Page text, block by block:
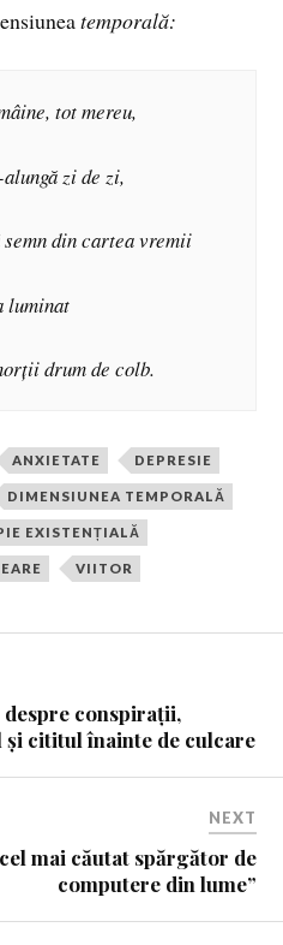
temporală:
tot mereu,
zi de zi,
din cartea vremii
luminat
drum de colb.
ANXIETATE DEPRESIE
DIMENSIUNEA TEMPORALĂ
EXISTENȚIALĂ
VIITOR
despre conspirații,
cititul înainte de culcare
NEXT
mai căutat spărgător de
computere din lume”